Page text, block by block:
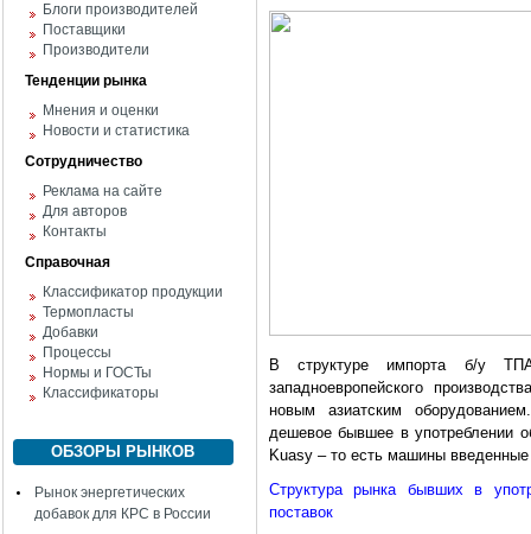
Блоги производителей
Поставщики
Производители
Тенденции рынка
Мнения и оценки
Новости и статистика
Сотрудничество
Реклама на сайте
Для авторов
Контакты
Справочная
Классификатор продукции
Термопласты
Добавки
Процессы
Нормы и ГОСТы
Классификаторы
ОБЗОРЫ РЫНКОВ
Рынок энергетических
добавок для КРС в России
В структуре импорта б/у
западноевропейского
новым азиатским
дешевое бывшее в употреблении
Kuasy – то есть машины
Структура рынка бывших в
поставок